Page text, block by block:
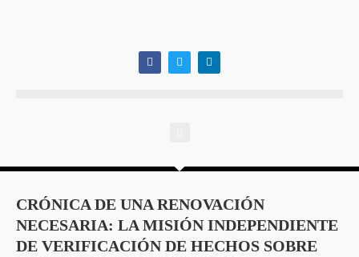
CRÓNICA DE UNA RENOVACIÓN
NECESARIA: LA MISIÓN INDEPENDIENTE
DE VERIFICACIÓN DE HECHOS SOBRE